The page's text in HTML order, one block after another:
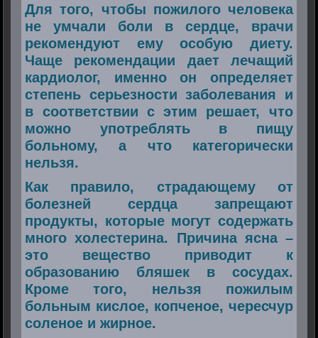
Для того, чтобы пожилого человека
не умчали боли в сердце, врачи
рекомендуют ему особую диету.
Чаще рекомендации дает лечащий
кардиолог, именно он определяет
степень серьезности заболевания и
в соответствии с этим решает, что
можно употреблять в пищу
больному, а что категорически
нельзя.
Как правило, страдающему от
болезней сердца запрещают
продукты, которые могут содержать
много холестерина. Причина ясна –
это вещество приводит к
образованию бляшек в сосудах.
Кроме того, нельзя пожилым
больным кислое, копченое, чересчур
соленое и жирное.